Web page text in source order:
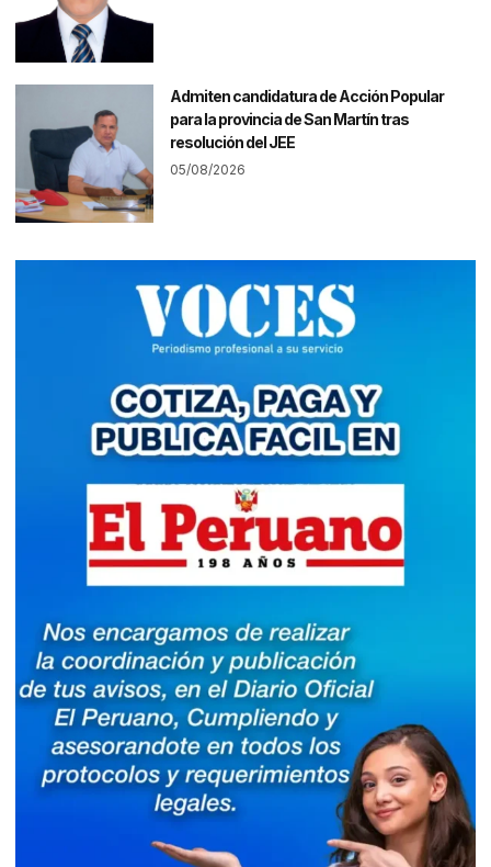
Admiten candidatura de Acción Popular
para la provincia de San Martín tras
resolución del JEE
05/08/2026